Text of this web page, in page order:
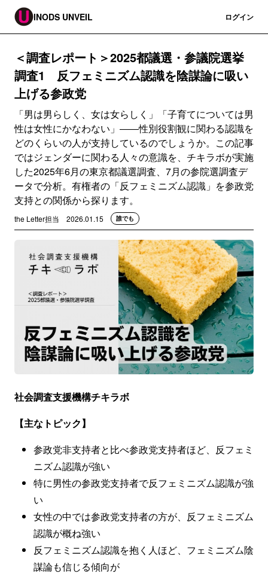
INODS UNVEIL ログイン
＜調査レポート＞2025都議選・参議院選挙
調査1 反フェミニズム認識を陰謀論に吸い
上げる参政党
「男は男らしく、女は女らしく」「子育てについては男
性は女性にかなわない」――性別役割観に関わる認識を
どのくらいの人が支持しているのでしょうか。この記事
ではジェンダーに関わる人々の意識を、チキラボが実施
した2025年6月の東京都議選調査、7月の参院選調査デ
ータで分析。有権者の「反フェミニズム認識」を参政党
支持との関係から探ります。
the Letter担当 2026.01.15 誰でも
社会調査支援機構チキラボ
【主なトピック】
参政党非支持者と比べ参政党支持者ほど、反フェミ
ニズム認識が強い
特に男性の参政党支持者で反フェミニズム認識が強
い
女性の中では参政党支持者の方が、反フェミニズム
認識が概ね強い
反フェミニズム認識を抱く人ほど、フェミニズム陰
謀論も信じる傾向が